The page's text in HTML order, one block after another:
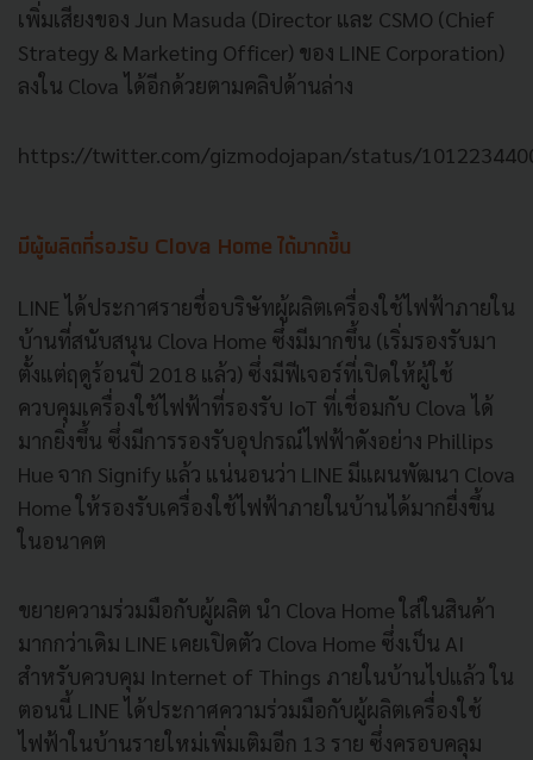
เพิ่มเสียงของ Jun Masuda (Director และ CSMO (Chief
Strategy & Marketing Officer) ของ LINE Corporation)
ลงใน Clova ได้อีกด้วยตามคลิปด้านล่าง
https://twitter.com/gizmodojapan/status/
มีผู้ผลิตที่รองรับ Clova Home ได้มากขึ้น
LINE ได้ประกาศรายชื่อบริษัทผู้ผลิตเครื่องใช้ไฟฟ้าภายใน
บ้านที่สนับสนุน Clova Home ซึ่งมีมากขึ้น (เริ่มรองรับมา
ตั้งแต่ฤดูร้อนปี 2018 แล้ว) ซึ่งมีฟีเจอร์ที่เปิดให้ผู้ใช้
ควบคุมเครื่องใช้ไฟฟ้าที่รองรับ IoT ที่เชื่อมกับ Clova ได้
มากยิ่งขึ้น ซึ่งมีการรองรับอุปกรณ์ไฟฟ้าดังอย่าง Phillips
Hue จาก Signify แล้ว แน่นอนว่า LINE มีแผนพัฒนา Clova
Home ให้รองรับเครื่องใช้ไฟฟ้าภายในบ้านได้มากยื่งขึ้น
ในอนาคต
ขยายความร่วมมือกับผู้ผลิต นำ Clova Home ใส่ในสินค้า
มากกว่าเดิม LINE เคยเปิดตัว Clova Home ซึ่งเป็น AI
สำหรับควบคุม Internet of Things ภายในบ้านไปแล้ว ใน
ตอนนี้ LINE ได้ประกาศความร่วมมือกับผู้ผลิตเครื่องใช้
ไฟฟ้าในบ้านรายใหม่เพิ่มเติมอีก 13 ราย ซึ่งครอบคลุม